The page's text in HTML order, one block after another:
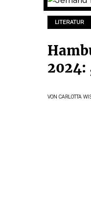
LITERATUR
2024:
VON CARLOTTA